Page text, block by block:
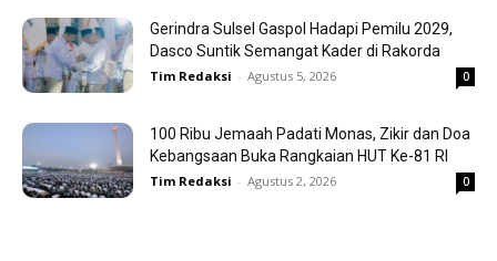
Gerindra Sulsel Gaspol Hadapi Pemilu 2029,
Dasco Suntik Semangat Kader di Rakorda
Tim Redaksi - Agustus 5, 2026 0
100 Ribu Jemaah Padati Monas, Zikir dan Doa
Kebangsaan Buka Rangkaian HUT Ke-81 RI
Tim Redaksi - Agustus 2, 2026 0